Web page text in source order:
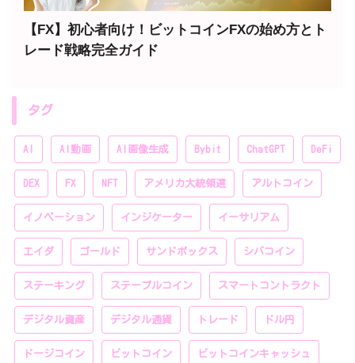
【FX】初心者向け！ビットコインFXの始め方とト
レード戦略完全ガイド
タグ
AI AI動画 AI画像生成 Bybit ChatGPT DeFi
DEX FX NFT アメリカ大統領選 アルトコイン
イノベーション インジケーター イーサリアム
エイダ ゴールド サンドボックス シバコイン
ステーキング ステーブルコイン スマートコントラクト
デジタル資産 デジタル通貨 トレード ドル円
ドージコイン ビットコイン ビットコインキャッシュ